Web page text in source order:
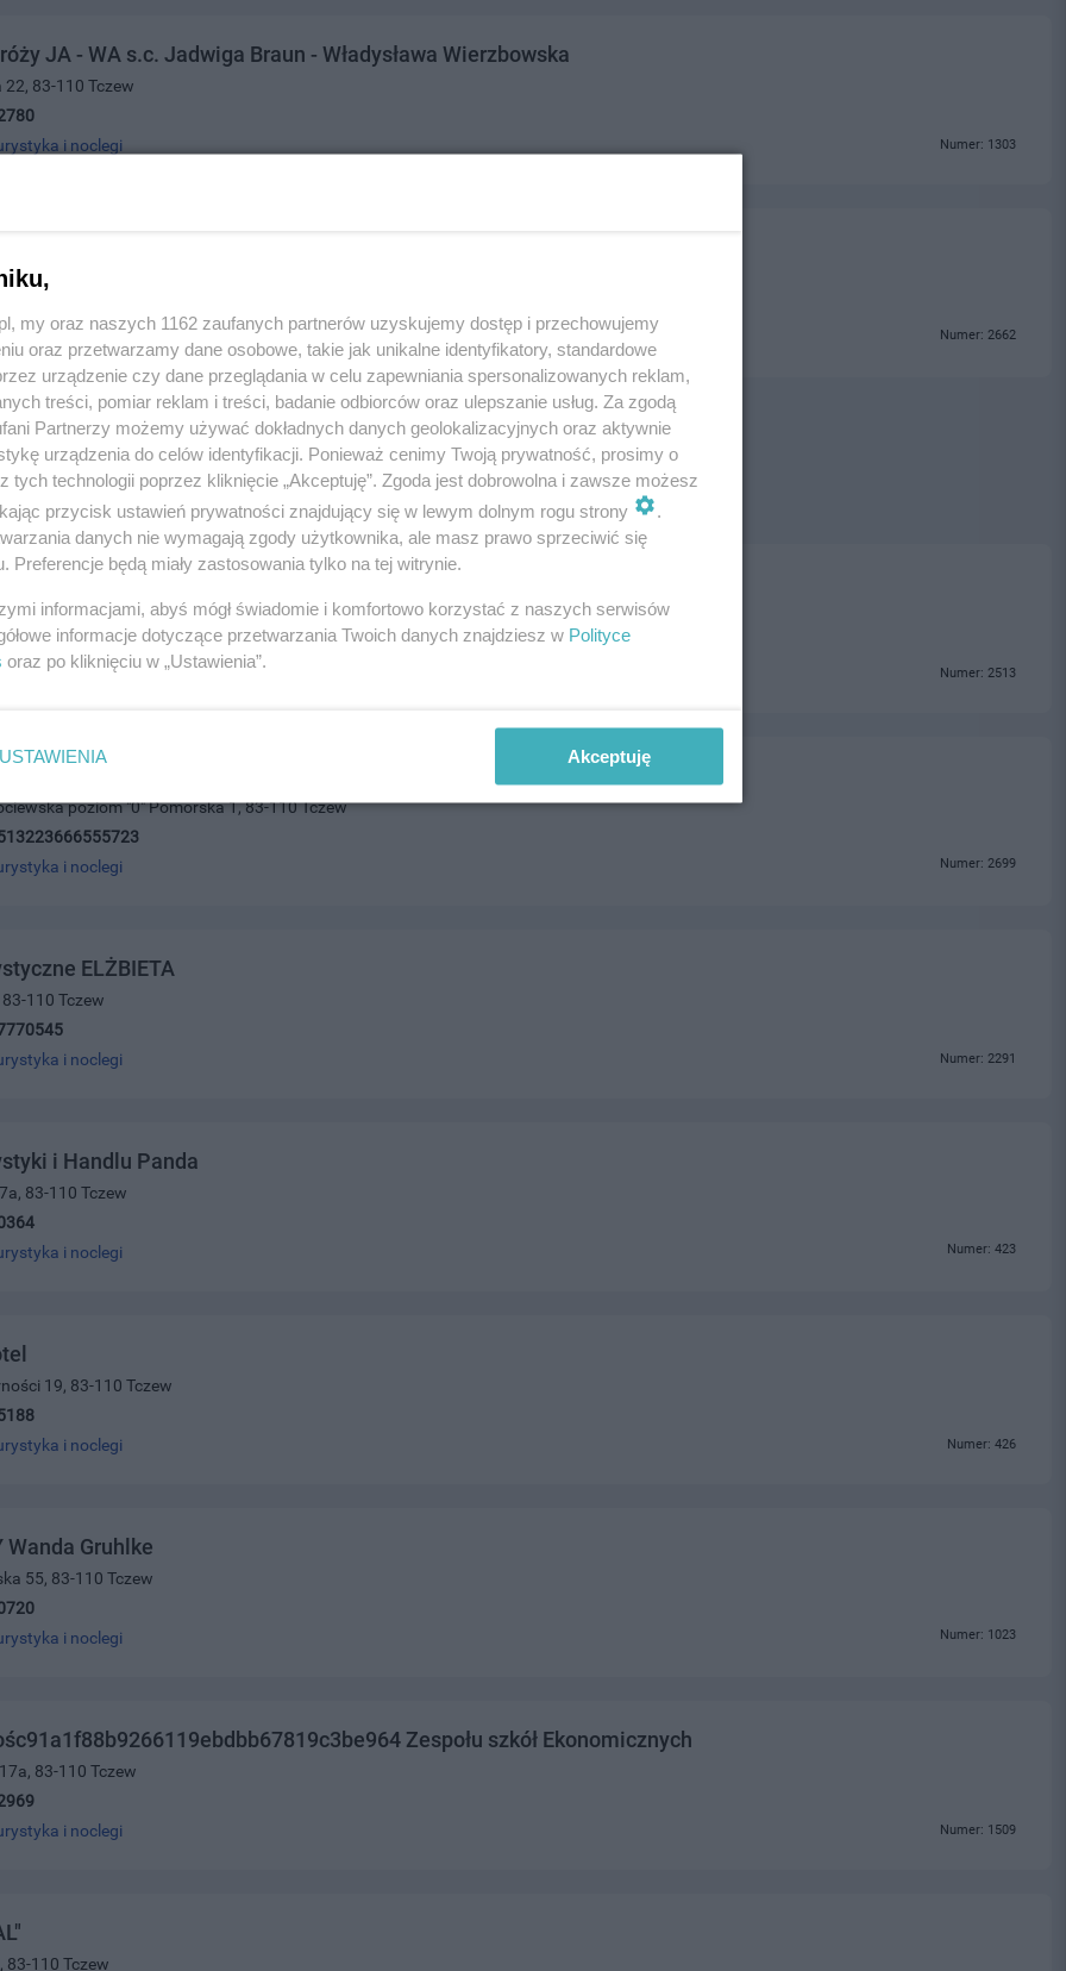
JA - WA s.c. Jadwiga Braun - Władysława Wierzbowska
22, 83-110 Tczew
i noclegi Numer: 1303
20, 82-300 Elbląg
i noclegi Numer: 2662
Neckermann
79, 81-389 Gdynia
i noclegi Numer: 2513
VTA Travel
poziom "0" Pomorska 1, 83-110 Tczew
i noclegi Numer: 2699
ELŻBIETA
110 Tczew
i noclegi Numer: 2291
i Handlu Panda
83-110 Tczew
i noclegi Numer: 423
19, 83-110 Tczew
i noclegi Numer: 426
Wanda Gruhlke
55, 83-110 Tczew
i noclegi Numer: 1023
Zespołu szkół Ekonomicznych
83-110 Tczew
i noclegi Numer: 1509
83-110 Tczew
my oraz naszych 1162 zaufanych partnerów uzyskujemy dostęp i przechowujemy
oraz przetwarzamy dane osobowe, takie jak unikalne identyfikatory, standardowe
urządzenie czy dane przeglądania w celu zapewniania spersonalizowanych reklam,
treści, pomiar reklam i treści, badanie odbiorców oraz ulepszanie usług. Za zgodą
Partnerzy możemy używać dokładnych danych geolokalizacyjnych oraz aktywnie
urządzenia do celów identyfikacji. Ponieważ cenimy Twoją prywatność, prosimy o
tych technologii poprzez kliknięcie „Akceptuję”. Zgoda jest dobrowolna i zawsze możesz
przycisk ustawień prywatności znajdujący się w lewym dolnym rogu strony
.
danych nie wymagają zgody użytkownika, ale masz prawo sprzeciwić się
Preferencje będą miały zastosowania tylko na tej witrynie.
informacjami, abyś mógł świadomie i komfortowo korzystać z naszych serwisów
informacje dotyczące przetwarzania Twoich danych znajdziesz w Polityce
oraz po kliknięciu w „Ustawienia”.
USTAWIENIA Akceptuję